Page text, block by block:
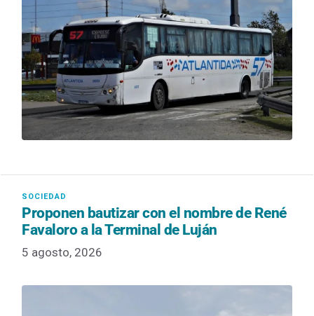
Proponen bautizar con el nombre de René
Favaloro a la Terminal de Luján
5 agosto, 2026